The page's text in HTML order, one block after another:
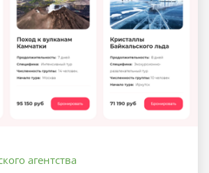
агентства